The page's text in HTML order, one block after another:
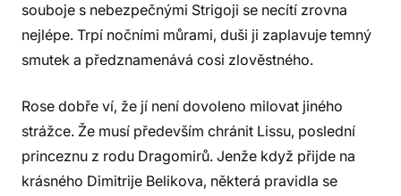
souboje s nebezpečnými Strigoji se necítí zrovna
nejlépe. Trpí nočními můrami, duši ji zaplavuje temný
smutek a předznamenává cosi zlověstného.
Rose dobře ví, že jí není dovoleno milovat jiného
strážce. Že musí především chránit Lissu, poslední
princeznu z rodu Dragomirů. Jenže když přijde na
krásného Dimitrije Belikova, některá pravidla se